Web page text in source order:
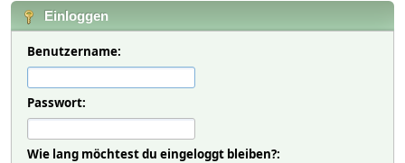
Einloggen
Benutzername:
Passwort:
Wie lang möchtest du eingeloggt bleiben?: